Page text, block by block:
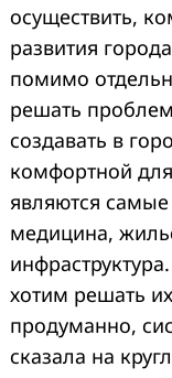
осуществить,
развития
помимо
решать
создавать в
комфортной
являются
медицина,
хотим решать
продуманно,
сказала на